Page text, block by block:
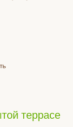
террасе